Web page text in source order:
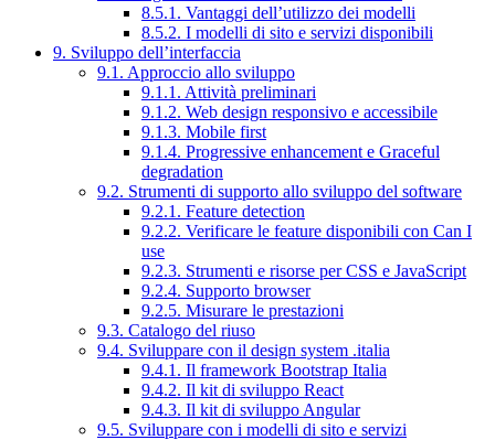
8.5.1. Vantaggi dell’utilizzo dei modelli
8.5.2. I modelli di sito e servizi disponibili
9. Sviluppo dell’interfaccia
9.1. Approccio allo sviluppo
9.1.1. Attività preliminari
9.1.2. Web design responsivo e accessibile
9.1.3. Mobile first
9.1.4. Progressive enhancement e Graceful
degradation
9.2. Strumenti di supporto allo sviluppo del software
9.2.1. Feature detection
9.2.2. Verificare le feature disponibili con Can I
use
9.2.3. Strumenti e risorse per CSS e JavaScript
9.2.4. Supporto browser
9.2.5. Misurare le prestazioni
9.3. Catalogo del riuso
9.4. Sviluppare con il design system .italia
9.4.1. Il framework Bootstrap Italia
9.4.2. Il kit di sviluppo React
9.4.3. Il kit di sviluppo Angular
9.5. Sviluppare con i modelli di sito e servizi